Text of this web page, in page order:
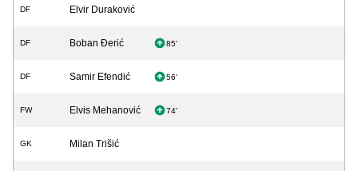
DF Elvir Duraković
DF Boban Đerić 85'
DF Samir Efendić 56'
FW Elvis Mehanović 74'
GK Milan Trišić